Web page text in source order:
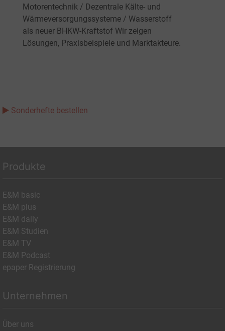
Motorentechnik / Dezentrale Kälte- und
Wärmeversorgungssysteme / Wasserstoff
als neuer BHKW-Kraftstof Wir zeigen
Lösungen, Praxisbeispiele und Marktakteure.
Sonderhefte bestellen
Produkte
E&M basic
E&M plus
E&M daily
E&M Studien
E&M TV
E&M Podcast
epaper Registrierung
Unternehmen
Über uns